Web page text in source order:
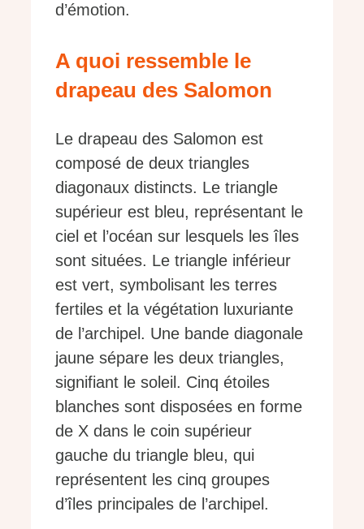
d’émotion.
A quoi ressemble le
drapeau des Salomon
Le drapeau des Salomon est
composé de deux triangles
diagonaux distincts. Le triangle
supérieur est bleu, représentant le
ciel et l’océan sur lesquels les îles
sont situées. Le triangle inférieur
est vert, symbolisant les terres
fertiles et la végétation luxuriante
de l’archipel. Une bande diagonale
jaune sépare les deux triangles,
signifiant le soleil. Cinq étoiles
blanches sont disposées en forme
de X dans le coin supérieur
gauche du triangle bleu, qui
représentent les cinq groupes
d’îles principales de l’archipel.